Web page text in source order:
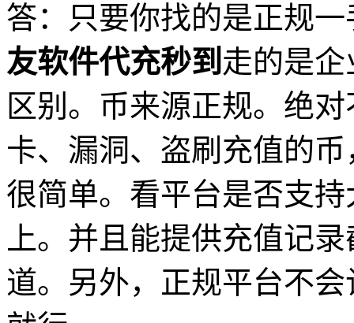
答：只要你找的是正规
友软件代充秒到走的是
区别。币来源正规。绝
卡、漏洞、盗刷充值的
很简单。看平台是否支
上。并且能提供充值记
道。另外，正规平台不